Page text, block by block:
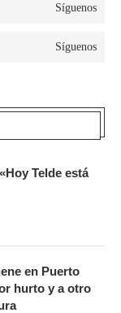
Síguenos
Síguenos
Telde está
en Puerto
hurto y a otro